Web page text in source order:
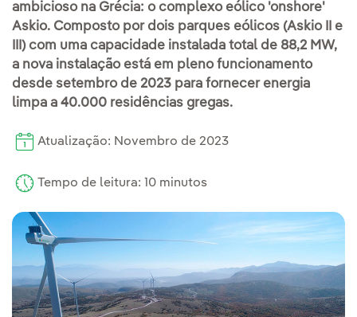
ambicioso na Grécia: o complexo eólico 'onshore'
Askio. Composto por dois parques eólicos (Askio II e
III) com uma capacidade instalada total de 88,2 MW,
a nova instalação está em pleno funcionamento
desde setembro de 2023 para fornecer energia
limpa a 40.000 residências gregas.
Atualização: Novembro de 2023
Tempo de leitura: 10 minutos